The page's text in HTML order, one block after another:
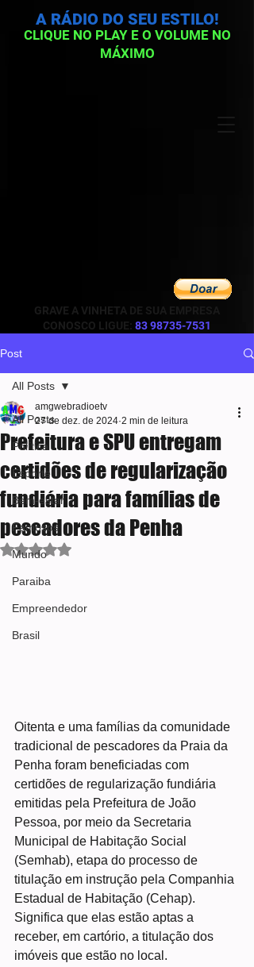
GRAVE A VINHETA DE SUA EMPRESA
CONOSCO LIGUE: 83 98735-7531
CLIQUE NO PLAY E O VOLUME NO
MÁXIMO
A RÁDIO DO SEU ESTILO!
Post
All Posts
Política
Esporte
Bem-estar
Famosos
Mundo
Paraiba
Empreendedor
Brasil
All Posts
Prefeitura e SPU entregam
certidões de regularização
fundiária para famílias de
pescadores da Penha
amgwebradioetv
27 de dez. de 2024 2 min de leitura
Avaliado com NaN de 5 estrelas.
Oitenta e uma famílias da comunidade
tradicional de pescadores da Praia da
Penha foram beneficiadas com
certidões de regularização fundiária
emitidas pela Prefeitura de João
Pessoa, por meio da Secretaria
Municipal de Habitação Social
(Semhab), etapa do processo de
titulação em instrução pela Companhia
Estadual de Habitação (Cehap).
Significa que elas estão aptas a
receber, em cartório, a titulação dos
imóveis que estão no local.